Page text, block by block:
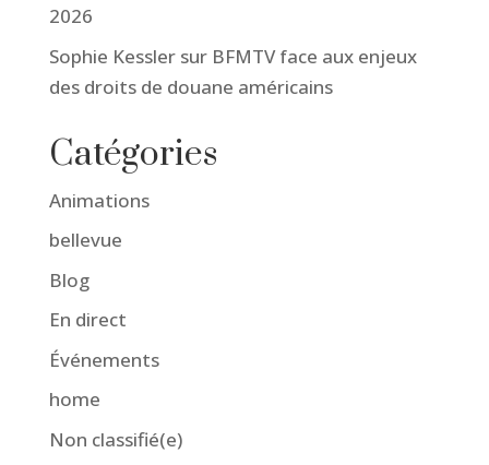
2026
Sophie Kessler sur BFMTV face aux enjeux
des droits de douane américains
Catégories
Animations
bellevue
Blog
En direct
Événements
home
Non classifié(e)